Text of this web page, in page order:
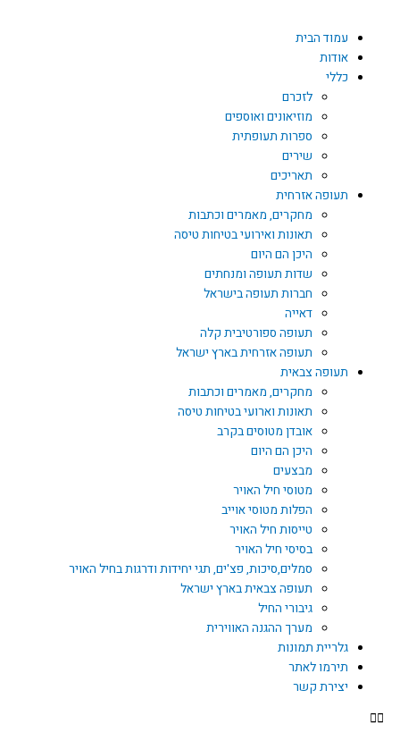
עמוד הבית
אודות
כללי
לזכרם
מוזיאונים ואוספים
ספרות תעופתית
שירים
תאריכים
תעופה אזרחית
מחקרים, מאמרים וכתבות
תאונות ואירועי בטיחות טיסה
היכן הם היום
שדות תעופה ומנחתים
חברות תעופה בישראל
דאייה
תעופה ספורטיבית קלה
תעופה אזרחית בארץ ישראל
תעופה צבאית
מחקרים, מאמרים וכתבות
תאונות וארועי בטיחות טיסה
אובדן מטוסים בקרב
היכן הם היום
מבצעים
מטוסי חיל האויר
הפלות מטוסי אוייב
טייסות חיל האויר
בסיסי חיל האויר
סמלים,סיכות, פצ'ים, תגי יחידות ודרגות בחיל האויר
תעופה צבאית בארץ ישראל
גיבורי החיל
מערך ההגנה האווירית
גלריית תמונות
תירמו לאתר
יצירת קשר